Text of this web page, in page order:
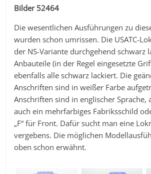
Bilder 52464
Die wesentlichen Ausführungen zu
wurden schon umrissen. Die USATC-
der NS-Variante durchgehend schwarz
Anbauteile (in der Regel eingesetzte
ebenfalls alle schwarz lackiert. Die
Anschriften sind in weißer Farbe
Anschriften sind in englischer Sprache,
auch ein mehrfarbiges Fabriksschild
„F“ für Front. Dafür sucht man eine
vergebens. Die möglichen
oben schon erwähnt.